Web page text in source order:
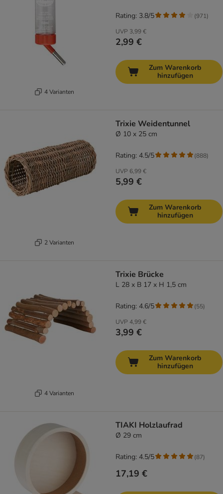
4 Varianten
UVP 3,99 €
2,99 €
Rating: 3.8/5 (971)
Zum Warenkorb
hinzufügen
2 Varianten
Trixie Weidentunnel
Ø 10 x 25 cm
UVP 6,99 €
5,99 €
Rating: 4.5/5 (888)
Zum Warenkorb
hinzufügen
4 Varianten
Trixie Brücke
L 28 x B 17 x H 1,5 cm
UVP 4,99 €
3,99 €
Rating: 4.6/5 (55)
Zum Warenkorb
hinzufügen
TIAKI Holzlaufrad
Ø 29 cm
17,19 €
Rating: 4.5/5 (87)